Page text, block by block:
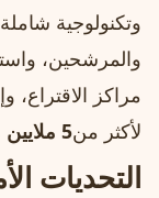
وتكنولوجية
والمرشحين،
مراكز
لأكثر من5 ملايين
التحديات